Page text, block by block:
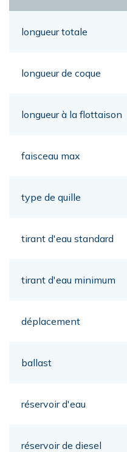
longueur totale
longueur de coque
longueur à la flottaison
faisceau max
type de quille
tirant d'eau standard
tirant d'eau minimum
déplacement
ballast
réservoir d'eau
réservoir de diesel